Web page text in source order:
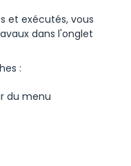
et exécutés, vous
dans l'onglet
:
du menu